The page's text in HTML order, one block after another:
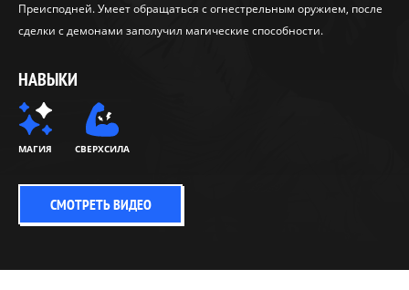
Преисподней. Умеет обращаться с огнестрельным оружием, после
сделки с демонами заполучил магические способности.
НАВЫКИ
МАГИЯ СВЕРХСИЛА
СМОТРЕТЬ ВИДЕО